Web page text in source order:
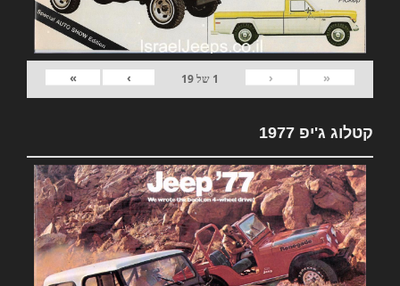
«
‹
1 של19
›
»
קטלוג ג'יפ 1977